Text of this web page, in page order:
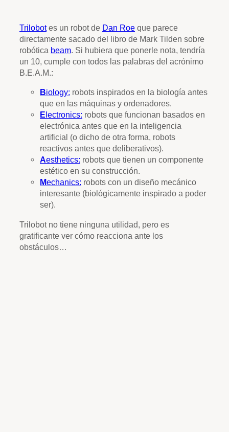
Trilobotes un robot de Dan Roe que parece
directamente sacado del libro de Mark Tilden sobre
robótica beam. Si hubiera que ponerle nota, tendría
un 10, cumple con todos las palabras del acrónimo
B.E.A.M.:
Biology: robots inspirados en la biología antes
que en las máquinas y ordenadores.
E lectronics: robots que funcionan basados en
electrónica antes que en la inteligencia
artificial (o dicho de otra forma, robots
reactivos antes que deliberativos).
Aesthetics: robots que tienen un componente
estético en su construcción.
Mechanics: robots con un diseño mecánico
interesante (biológicamente inspirado a poder
ser).
Trilobot no tiene ninguna utilidad, pero es
gratificante ver cómo reacciona ante los
obstáculos…